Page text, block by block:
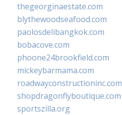
thegeorginaestate.com
blythewoodseafood.com
paolosdelibangkok.com
bobacove.com
phoone24brookfield.com
mickeybarmama.com
roadwayconstructioninc.com
shopdragonflyboutique.com
sportszilla.org